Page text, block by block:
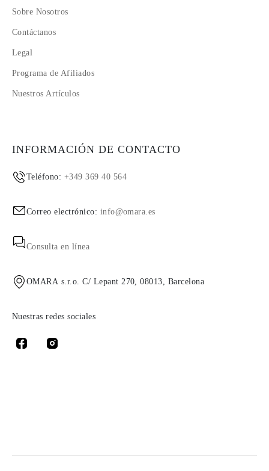
Sobre Nosotros
Contáctanos
Legal
Programa de Afiliados
Nuestros Artículos
INFORMACIÓN DE CONTACTO
Teléfono: +349 369 40 564
Correo electrónico: info@omara.es
Consulta en línea
OMARA s.r.o. C/ Lepant 270, 08013, Barcelona
Nuestras redes sociales